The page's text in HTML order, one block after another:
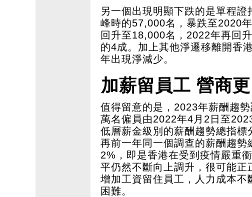
另一個出現明顯下跌的是單程
峰時的57,000名，暴跌至2020
回升至18,000名，2022年再回
的4成。加上其他淨遷移離開香
年出現淨減少。
加薪留員工 營商
值得留意的是，2023年薪酬趨
萬名僱員由2022年4月2日至
低層薪金級別的薪酬趨勢總指
再前一年同一個調查的薪酬趨
2%，即是香港在受到疫情嚴重
平仍然不斷向上調升，很可能
增加工資留住員工，人力成本
困難。